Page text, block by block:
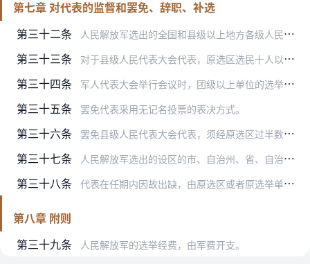
第七章 对代表的监督和罢免、辞职、补选
第三十二条
人民解放军选出的全国和县级以上地方各级人民代表大会代表，受选民和原选举单位的监督。选民或者选举单位都有权罢免自己选出的代表。
第三十三条 对于县级人民代表大会代表，原选区选民十人以上联名，可以向旅、团级选举委员会书面提出罢免要求。
第三十四条 军人代表大会举行会议时，团级以上单位的选举委员会可以提出对由该级军人代表大会选出的人民代表大会代表的罢免案。罢免案应当写明罢免理由。
第三十五条 罢免代表采用无记名投票的表决方式。
第三十六条 罢免县级人民代表大会代表，须经原选区过半数的选民通过。
第三十七条 人民解放军选出的设区的市、自治州、省、自治区、直辖市和全国人民代表大会代表，可以向原选举单位的选举委员会书面提出辞职。人民解放军选出的县级人民代表大会代表，可以…
第三十八条 代表在任期内因故出缺，由原选区或者原选举单位补选。
第八章 附则
第三十九条
人民解放军的选举经费，由军费开支。